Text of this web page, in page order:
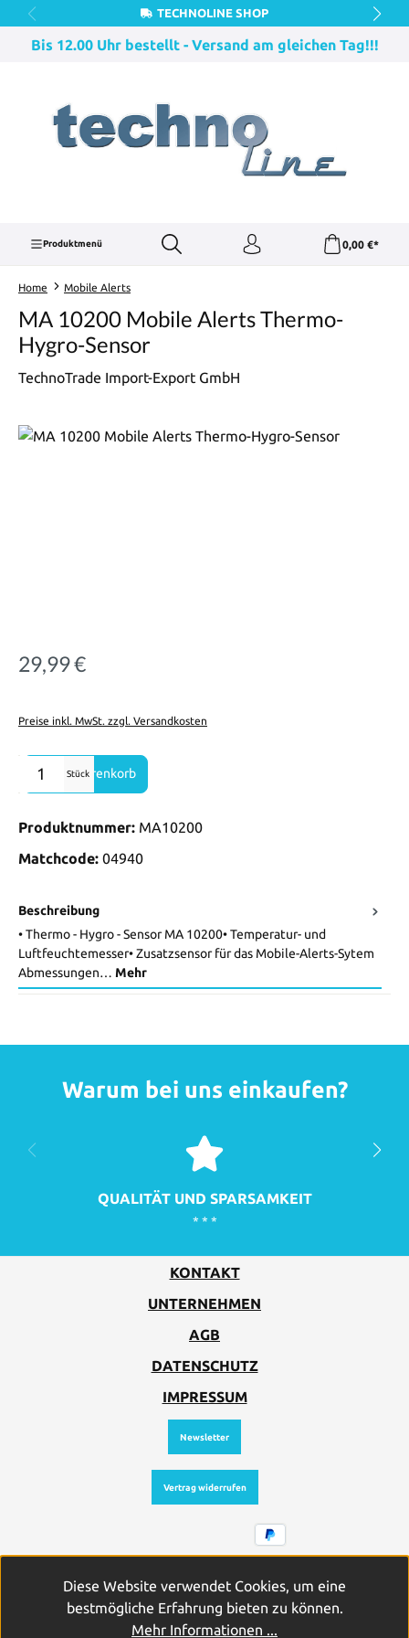
Zum Hauptinhalt springenTECHNOLINE SHOP
Bis 12.00 Uhr bestellt - Versand am gleichen Tag!!!
Produktmenü 0,00 €*
Home Mobile Alerts
MA 10200 Mobile Alerts Thermo-
Hygro-Sensor
TechnoTrade Import-Export GmbH
Regulärer Preis:
29,99 €
Preise inkl. MwSt. zzgl. Versandkosten
Produkt Anzahl: Gib den gewünschten Wert ein oder benutze die
Stück
In den Warenkorb
Produktnummer: MA10200
Matchcode: 04940
Beschreibung
• Thermo - Hygro - Sensor MA 10200• Temperatur- und
Luftfeuchtemesser• Zusatzsensor für das Mobile-Alerts-Sytem
Abmessungen… Mehr
Warum bei uns einkaufen?
QUALITÄT UND SPARSAMKEIT
* * *
KONTAKT
UNTERNEHMEN
AGB
DATENSCHUTZ
IMPRESSUM
Newsletter
Vertrag widerrufen
Alle Preise inkl. gesetzl. Mehrwertsteuer zzgl.
Versandkostenund ggf. Nachnahmegebühren, wenn nicht
anders angegeben.
Diese Website verwendet Cookies, um eine
bestmögliche Erfahrung bieten zu können.
Mehr Informationen ...